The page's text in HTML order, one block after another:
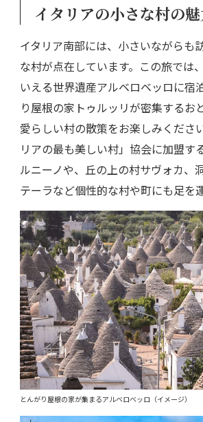
イタリアの小さな村の
イタリア南部には、小さいながらも
な村が点在しています。この旅では
いえる世界遺産アルベロベッロに宿
り屋根の家トゥルッリが密集するお
愛らしい村の散策をお楽しみくださ
リアの最も美しい村」協会に加盟す
ルニーノや、丘の上の村サヴォカ、
テーラなど個性的な村や町にも足を
とんがり屋根の家が集まるアルベロベッロ（イメージ）